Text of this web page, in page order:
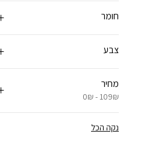
חומר
צבע
מחיר
0₪ - 109₪
נקה הכל